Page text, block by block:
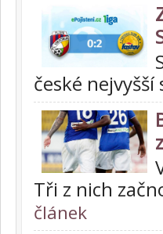
české nejvyšší
Tři z nich
článek